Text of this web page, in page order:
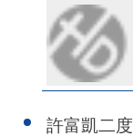
許富凱二